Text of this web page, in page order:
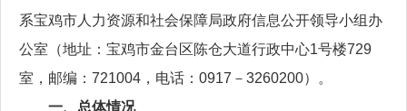
系宝鸡市人力资源和社会保障局政府信息公开领导小组办
公室（地址：宝鸡市金台区陈仓大道行政中心1号楼729
室，邮编：721004，电话：0917－3260200）。
一、总体情况